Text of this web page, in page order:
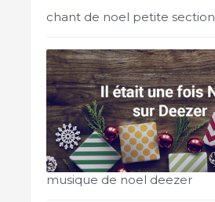
chant de noel petite section
musique de noel deezer